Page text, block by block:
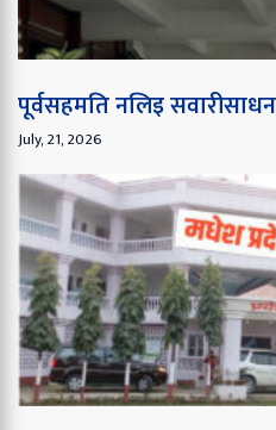
पूर्वसहमति नलिइ
July, 21, 2026